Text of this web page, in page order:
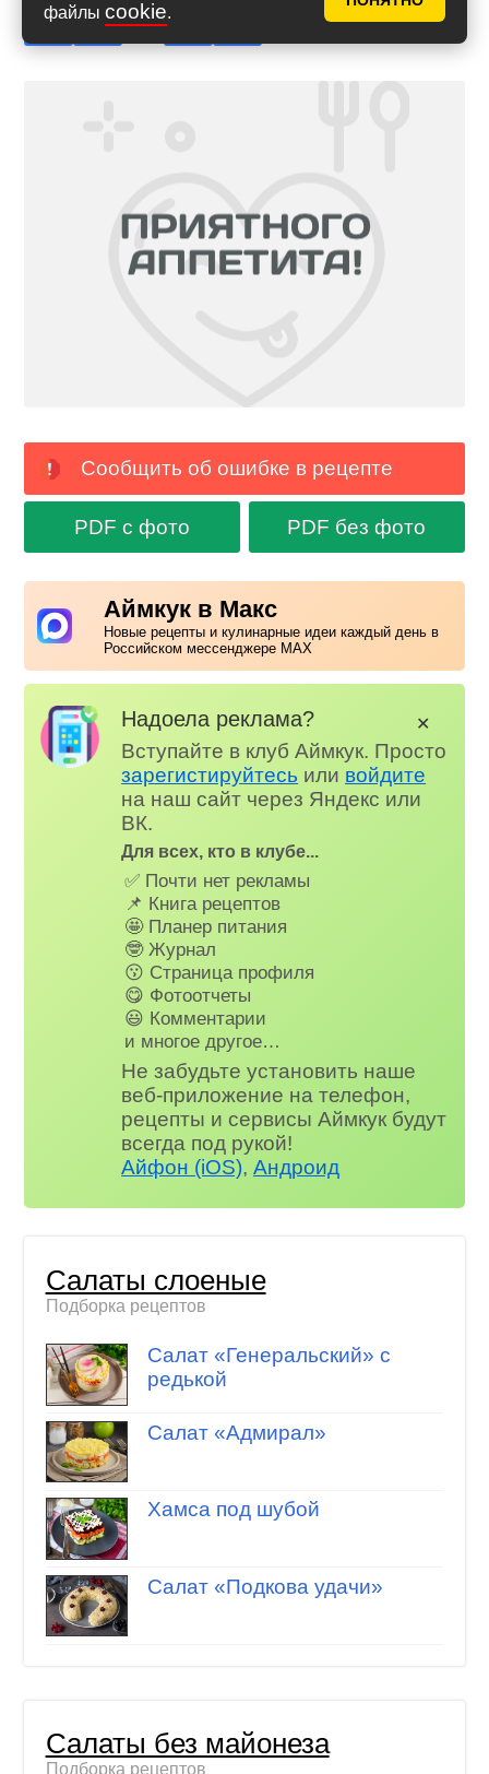
файлы cookie.
Сообщить об ошибке в рецепте
PDF с фото PDF без фото
Аймкук в Макс
Новые рецепты и кулинарные идеи каждый день в
Российском мессенджере MAX
Надоела реклама?
Вступайте в клуб Аймкук. Просто
зарегистируйтесь или войдите
на наш сайт через Яндекс или
ВК.
Для всех, кто в клубе...
✅ Почти нет рекламы
📌 Книга рецептов
🤩 Планер питания
🤓 Журнал
😗 Страница профиля
😋 Фотоотчеты
😃 Комментарии
и многое другое…
Не забудьте установить наше
веб-приложение на телефон,
рецепты и сервисы Аймкук будут
всегда под рукой!
Айфон (iOS),Андроид
✕
Салаты слоеные
Подборка рецептов
Салат «Генеральский» с
редькой
Салат «Адмирал»
Хамса под шубой
Салат «Подкова удачи»
Салаты без майонеза
Подборка рецептов